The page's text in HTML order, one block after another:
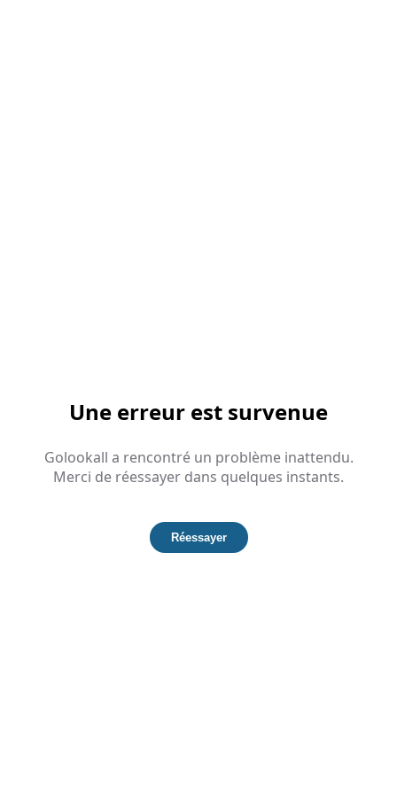
Une erreur est survenue
Golookall a rencontré un problème inattendu.
Merci de réessayer dans quelques instants.
Réessayer